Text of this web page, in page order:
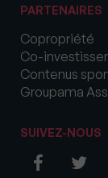
PARTENAIRES
Copropriété
Co-
Contenus
Groupama
SUIVEZ-NOUS